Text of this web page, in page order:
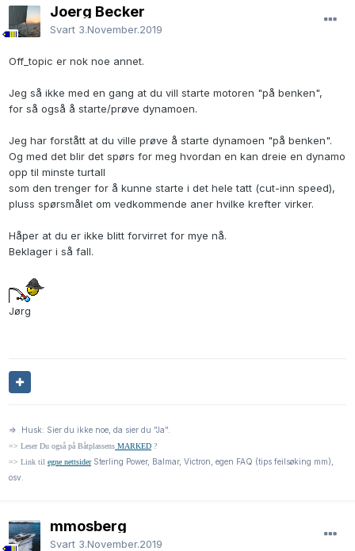
Joerg Becker
Svart 3.November.2019
Off_topic er nok noe annet.
Jeg så ikke med en gang at du vill starte motoren "på benken",
for så også å starte/prøve dynamoen.
Jeg har forstått at du ville prøve å starte dynamoen "på benken".
Og med det blir det spørs for meg hvordan en kan dreie en dynamo
opp til minste turtall
som den trenger for å kunne starte i det hele tatt (cut-inn speed),
pluss spørsmålet om vedkommende aner hvilke krefter virker.
Håper at du er ikke blitt forvirret for mye nå.
Beklager i så fall.
Jørg
=> Husk: Sier du ikke noe, da sier du "Ja".
=> Leser Du også på Båtplassens MARKED ?
=> Link til egne nettsiderSterling Power, Balmar, Victron, egen FAQ (tips feilsøking mm),
osv.
mmosberg
Svart 3.November.2019